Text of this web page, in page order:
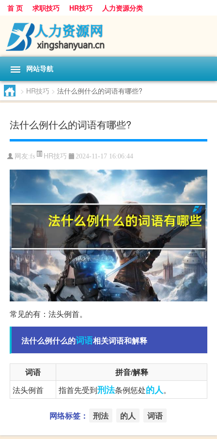
首 页 求职技巧 HR技巧 人力资源分类
网站导航
> HR技巧 > 法什么例什么的词语有哪些?
法什么例什么的词语有哪些?
网友:fs HR技巧 2024-11-17 16:06:44
常见的有：法头例首。
法什么例什么的词语相关词语和解释
词语
拼音/解释
法头例首
指首先受到刑法条例惩处的人。
网络标签： 刑法 的人 词语